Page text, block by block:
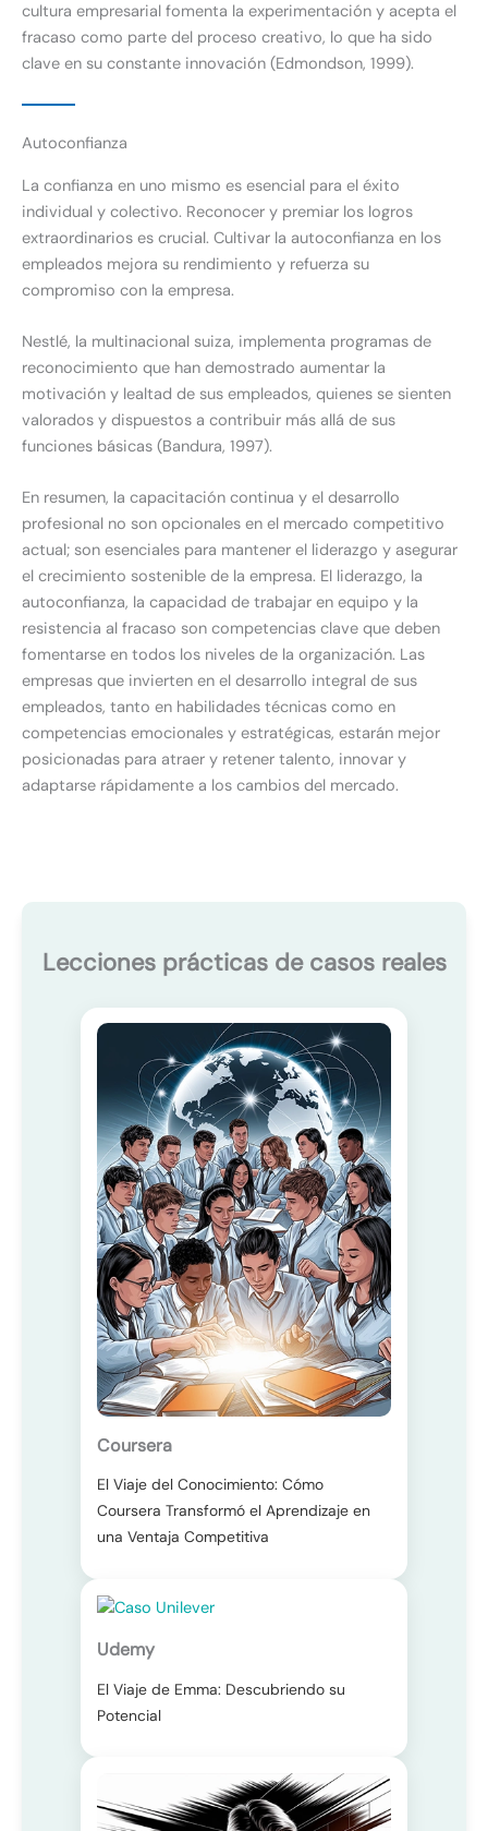
cultura empresarial fomenta la experimentación y acepta el
fracaso como parte del proceso creativo, lo que ha sido
clave en su constante innovación (Edmondson, 1999).
Autoconfianza
La confianza en uno mismo es esencial para el éxito
individual y colectivo. Reconocer y premiar los logros
extraordinarios es crucial. Cultivar la autoconfianza en los
empleados mejora su rendimiento y refuerza su
compromiso con la empresa.
Nestlé, la multinacional suiza, implementa programas de
reconocimiento que han demostrado aumentar la
motivación y lealtad de sus empleados, quienes se sienten
valorados y dispuestos a contribuir más allá de sus
funciones básicas (Bandura, 1997).
En resumen, la capacitación continua y el desarrollo
profesional no son opcionales en el mercado competitivo
actual; son esenciales para mantener el liderazgo y asegurar
el crecimiento sostenible de la empresa. El liderazgo, la
autoconfianza, la capacidad de trabajar en equipo y la
resistencia al fracaso son competencias clave que deben
fomentarse en todos los niveles de la organización. Las
empresas que invierten en el desarrollo integral de sus
empleados, tanto en habilidades técnicas como en
competencias emocionales y estratégicas, estarán mejor
posicionadas para atraer y retener talento, innovar y
adaptarse rápidamente a los cambios del mercado.
Lecciones prácticas de casos reales
Coursera
El Viaje del Conocimiento: Cómo
Coursera Transformó el Aprendizaje en
una Ventaja Competitiva
Udemy
El Viaje de Emma: Descubriendo su
Potencial